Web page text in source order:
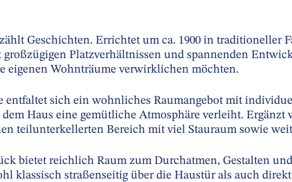
Geschichten. Errichtet um ca. 1900 in traditioneller
Platzverhältnissen und spannenden
eigenen Wohnträume verwirklichen möchten.
entfaltet sich ein wohnliches Raumangebot mit
Haus eine gemütliche Atmosphäre verleiht. Ergänzt
teilunterkellerten Bereich mit viel Stauraum sowie
bietet reichlich Raum zum Durchatmen, Gestalten
klassisch straßenseitig über die Haustür als auch